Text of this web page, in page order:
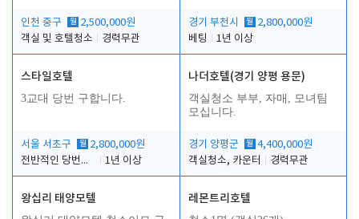
인천 중구 월 2,500,000원
객실 및 호텔청소
경력무관
경기 부천시 월 2,800,000원
베팅
1년 이상
스타일호텔
3교대 당번 구합니다.
서울 서초구 월 2,800,000원
전반적인 당번업무
1년 이상
나더호텔(경기 양평 용문)
객실청소 부부, 자매, 모녀팀
모십니다.
경기 양평군 월 4,400,000원
객실청소, 카운터
경력무관
왕십리 태양모텔 레몬트리호텔